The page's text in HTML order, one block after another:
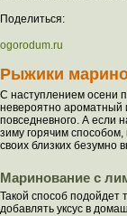
Поделиться:
ogorodum.ru
Рыжики
С наступлением осени
невероятно ароматный
повседневного. А если
зиму горячим
своих близких безумно
Маринование с
Такой способ
добавлять уксус в